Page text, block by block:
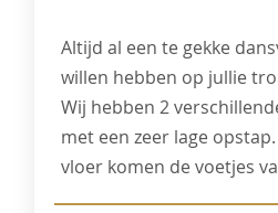
Altijd al een te gekke
willen hebben op jullie
Wij hebben 2
met een zeer lage
vloer komen de voetjes